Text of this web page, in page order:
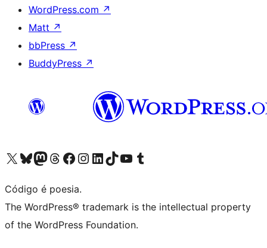
WordPress.com ↗
Matt ↗
bbPress ↗
BuddyPress ↗
Visite a nossa conta X (antigo Twitter)
Visit our Bluesky account
Visit our Mastodon account
Visit our Threads account
Visite a nossa página do Facebook
Visite a nossa conta no Instagram
Visite a nossa conta no LinkedIn
Visit our TikTok account
Visit our YouTube channel
Visit our Tumblr account
Código é poesia.
The WordPress® trademark is the intellectual property
of the WordPress Foundation.